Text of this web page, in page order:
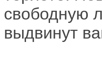
свободную
выдвинут